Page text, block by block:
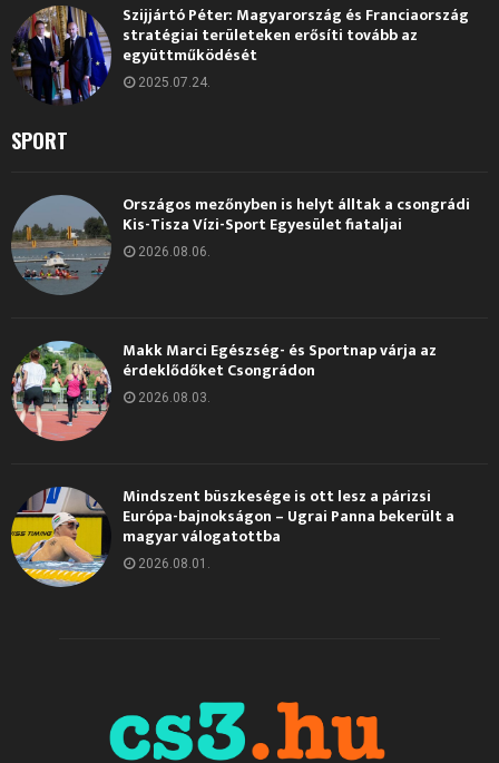
Szijjártó Péter: Magyarország és Franciaország
stratégiai területeken erősíti tovább az
együttműködését
2025.07.24.
SPORT
Országos mezőnyben is helyt álltak a csongrádi
Kis-Tisza Vízi-Sport Egyesület fiataljai
2026.08.06.
Makk Marci Egészség- és Sportnap várja az
érdeklődőket Csongrádon
2026.08.03.
Mindszent büszkesége is ott lesz a párizsi
Európa-bajnokságon – Ugrai Panna bekerült a
magyar válogatottba
2026.08.01.